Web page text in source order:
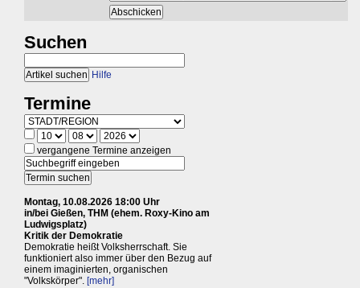
Suchen
Hilfe
Termine
vergangene Termine anzeigen
Montag, 10.08.2026 18:00 Uhr
in/bei Gießen, THM (ehem. Roxy-Kino am
Ludwigsplatz)
Kritik der Demokratie
Demokratie heißt Volksherrschaft. Sie
funktioniert also immer über den Bezug auf
einem imaginierten, organischen
"Volkskörper". [mehr]